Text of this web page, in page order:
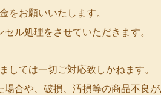
をお願いいたします。
ル処理をさせていただきます。
しては一切ご対応致しかねます。
合や、破損、汚損等の商品不良が